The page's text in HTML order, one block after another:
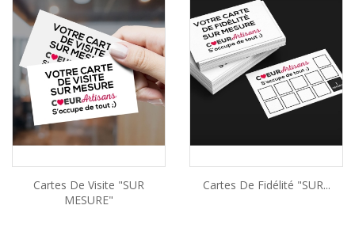
Cartes De Visite "SUR
MESURE"
Cartes De Fidélité "SUR...